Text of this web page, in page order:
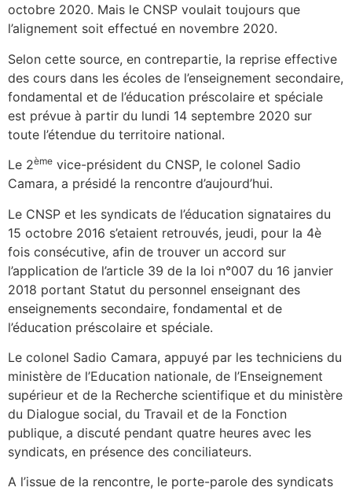
octobre 2020. Mais le CNSP voulait toujours que
l’alignement soit effectué en novembre 2020.
Selon cette source, en contrepartie, la reprise effective
des cours dans les écoles de l’enseignement secondaire,
fondamental et de l’éducation préscolaire et spéciale
est prévue à partir du lundi 14 septembre 2020 sur
toute l’étendue du territoire national.
Le 2ème vice-président du CNSP, le colonel Sadio
Camara, a présidé la rencontre d’aujourd’hui.
Le CNSP et les syndicats de l’éducation signataires du
15 octobre 2016 s’etaient retrouvés, jeudi, pour la 4è
fois consécutive, afin de trouver un accord sur
l’application de l’article 39 de la loi n°007 du 16 janvier
2018 portant Statut du personnel enseignant des
enseignements secondaire, fondamental et de
l’éducation préscolaire et spéciale.
Le colonel Sadio Camara, appuyé par les techniciens du
ministère de l’Education nationale, de l’Enseignement
supérieur et de la Recherche scientifique et du ministère
du Dialogue social, du Travail et de la Fonction
publique, a discuté pendant quatre heures avec les
syndicats, en présence des conciliateurs.
A l’issue de la rencontre, le porte-parole des syndicats